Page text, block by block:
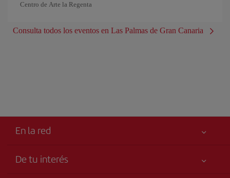
Centro de Arte la Regenta
Consulta todos los eventos en Las Palmas de Gran Canaria
En la red
De tu interés